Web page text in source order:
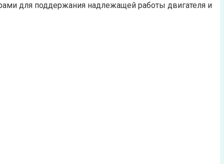
для поддержания надлежащей работы двигателя и